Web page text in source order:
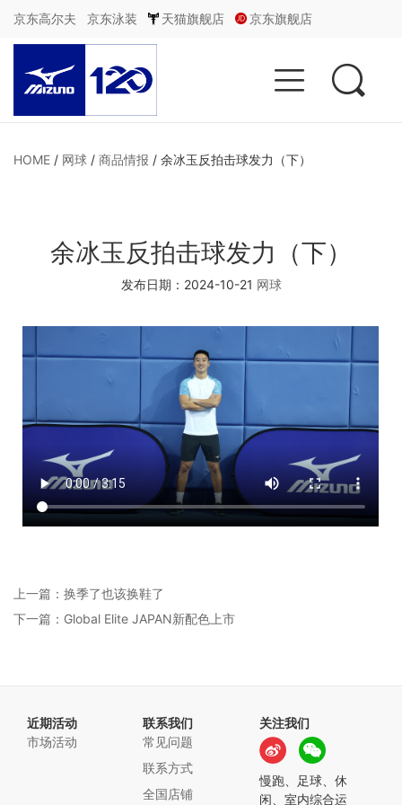
京东高尔夫 京东泳装 天猫旗舰店 京东旗舰店
 
HOME / 网球 / 商品情报 / 余冰玉反拍击球发力（下）
余冰玉反拍击球发力（下）
发布日期：2024-10-21 网球
上一篇：换季了也该换鞋了
下一篇：Global Elite JAPAN新配色上市
近期活动
市场活动
联系我们
常见问题
联系方式
全国店铺
关注我们
慢跑、足球、休
闲、室内综合运